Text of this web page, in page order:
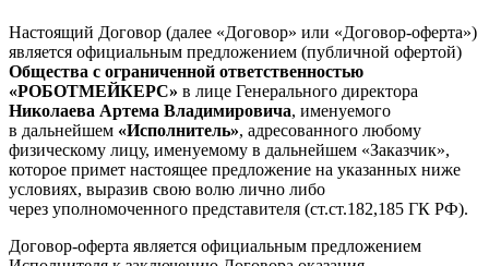
Настоящий Договор (далее «Договор» или «Договор-​оферта»)
является официальным предложением (публичной офертой)
Общества с ограниченной ответственностью
«РОБОТМЕЙКЕРС» в лице Генерального директора
Николаева Артема Владимировича, именуемого
в дальнейшем «Исполнитель», адресованного любому
физическому лицу, именуемому в дальнейшем «Заказчик»,
которое примет настоящее предложение на указанных ниже
условиях, выразив свою волю лично либо
через уполномоченного представителя (ст.ст.182,185 ГК РФ).
Договор-​оферта является официальным предложением